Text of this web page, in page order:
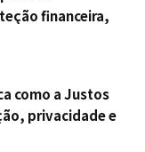
financeira,
segurado
como a Justos
privacidade e